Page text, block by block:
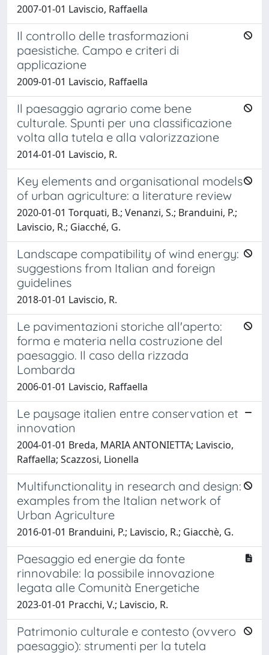
2007-01-01 Laviscio, Raffaella
Il controllo delle trasformazioni
paesistiche. Campo e criteri di
applicazione
2009-01-01 Laviscio, Raffaella
Il paesaggio agrario come bene
culturale. Spunti per una classificazione
volta alla tutela e alla valorizzazione
2014-01-01 Laviscio, R.
Key elements and organisational models
of urban agriculture: a literature review
2020-01-01 Torquati, B.; Venanzi, S.; Branduini, P.;
Laviscio, R.; Giacché, G.
Landscape compatibility of wind energy:
suggestions from Italian and foreign
guidelines
2018-01-01 Laviscio, R.
Le pavimentazioni storiche all'aperto:
forma e materia nella costruzione del
paesaggio. Il caso della rizzada
Lombarda
2006-01-01 Laviscio, Raffaella
Le paysage italien entre conservation et
innovation
2004-01-01 Breda, MARIA ANTONIETTA; Laviscio,
Raffaella; Scazzosi, Lionella
Multifunctionality in research and design:
examples from the Italian network of
Urban Agriculture
2016-01-01 Branduini, P.; Laviscio, R.; Giacchè, G.
Paesaggio ed energie da fonte
rinnovabile: la possibile innovazione
legata alle Comunità Energetiche
2023-01-01 Pracchi, V.; Laviscio, R.
Patrimonio culturale e contesto (ovvero
paesaggio): strumenti per la tutela